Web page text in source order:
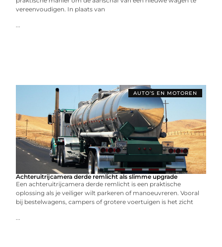
vereenvoudigen. In plaats van
...
AUTO’S EN MOTOREN
Achteruitrijcamera derde remlicht als slimme upgrade
Een achteruitrijcamera derde remlicht is een praktische
oplossing als je veiliger wilt parkeren of manoeuvreren. Vooral
bij bestelwagens, campers of grotere voertuigen is het zicht
...